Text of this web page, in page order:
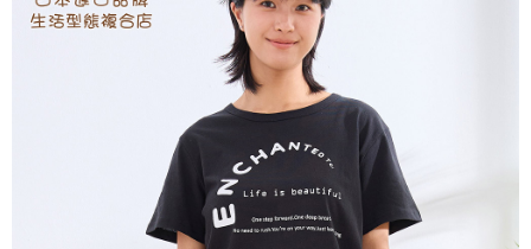
結帳頁面，進行簡訊認證並確認金額後，即可完成結帳。
２．訂單成立數日內，您將收到繳費通知簡訊。
３．收到繳費通知簡訊後14天內，點擊此簡訊中的連結，可透過四大超商／
ATM／網路銀行／等多元方式進行付款，方視為交易完成。
※ 請注意：結帳手續完成當下不需立刻繳費，但若您需要取消訂單，請聯絡
購買商品的店家。未經商家同意取消之訂單仍視為有效，需透過AFTEE先享
※ 交易是否成功請以「AFTEE先享後付 」之結帳頁面顯示為準，若有關於
是否繳費成功／繳費後需取消欲退款等相關疑問，請聯繫「AFTEE先享後付
https://netprotections.freshdesk.com/support/home
付款後全家取貨
每筆NT$60，滿NT$1,800(含以上)免運費
每筆NT$60，滿NT$2,000(含以上)免運費
每筆NT$60，滿NT$2,000(含以上)免運費
黑貓宅急便(包裹尺寸60cm以下)